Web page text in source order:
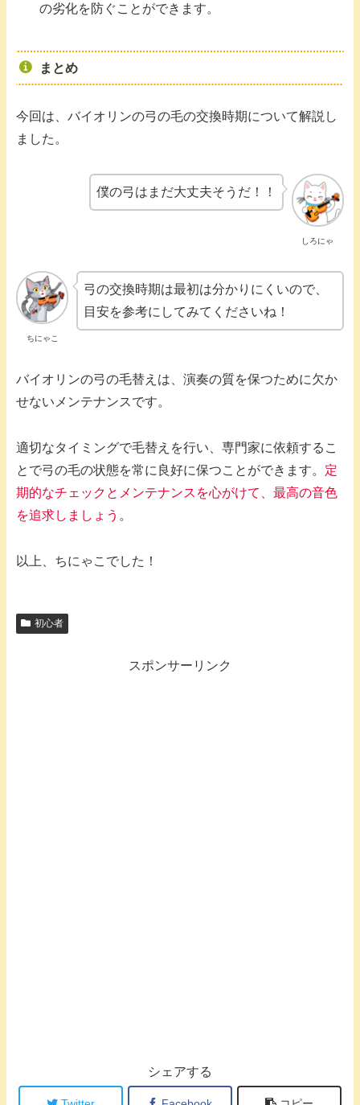
の劣化を防ぐことができます。
まとめ
今回は、バイオリンの弓の毛の交換時期について解説し
ました。
しろにゃ
僕の弓はまだ大丈夫そうだ！！
ちにゃこ
弓の交換時期は最初は分かりにくいので、
目安を参考にしてみてくださいね！
バイオリンの弓の毛替えは、演奏の質を保つために欠か
せないメンテナンスです。
適切なタイミングで毛替えを行い、専門家に依頼するこ
とで弓の毛の状態を常に良好に保つことができます。 定
期的なチェックとメンテナンスを心がけて、最高の音色
を追求しましょう 。
以上、ちにゃこでした！
初心者
スポンサーリンク
シェアする